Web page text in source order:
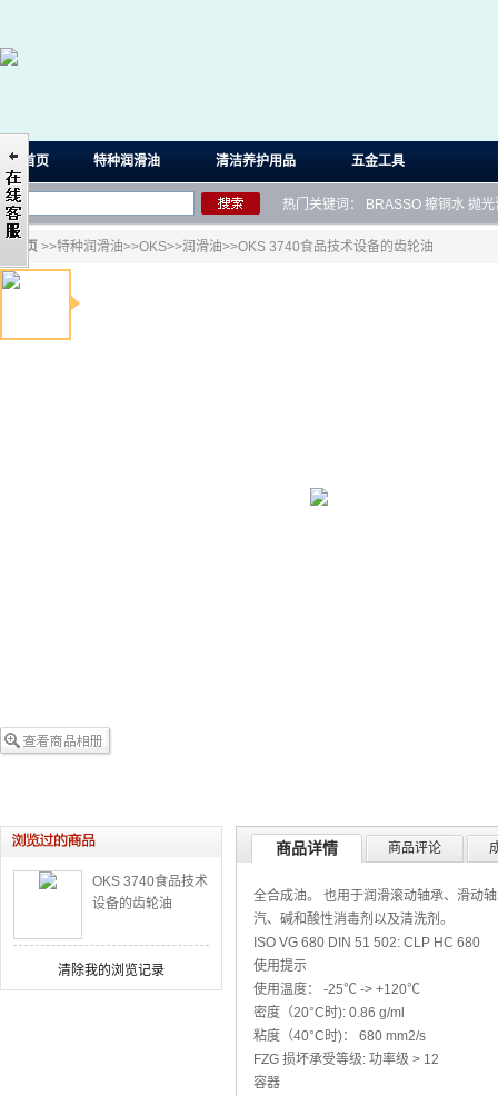
首页 特种润滑油 清洁养护用品 五金工具
热门关键词： BRASSO 擦铜水 抛光
首页 >>特种润滑油>>OKS>>润滑油>>OKS 3740食品技术设备的齿轮油
OKS 3740食品技术
设备的齿轮油
清除我的浏览记录
商品详情 商品评论
全合成油。 也用于润滑滚动轴承、滑动
汽、碱和酸性消毒剂以及清洗剂。
ISO VG 680 DIN 51 502: CLP HC 680
使用提示
使用温度： -25℃ -> +120℃
密度（20°C时): 0.86 g/ml
粘度（40°C时)： 680 mm2/s
FZG 损坏承受等级: 功率级 > 12
容器